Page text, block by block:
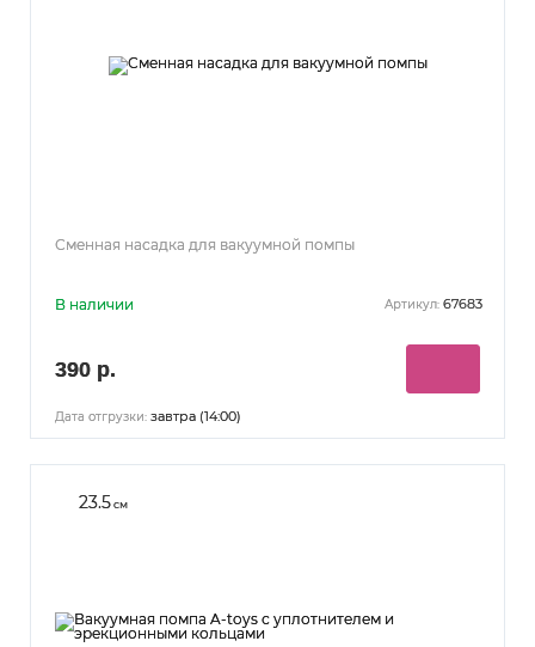
Сменная насадка для вакуумной помпы
В наличии Артикул: 67683
390 р.
Дата отгрузки: завтра (14:00)
23.5см